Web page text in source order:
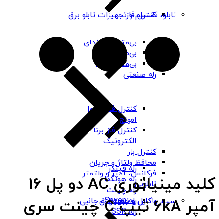
بی‌متال هیوندای
بی‌متال چینت
بی‌متال PNS
رله صنعتی
رله فیندر
رله هونگفا
رله چینت
رله Seven
رله SSR
کنترل فاز
کنترل فاز شیوا
امواج
کنترل فاز برنا
الکترونیک
کنترل بار
محافظ ولتاژ و جریان
فرکانس، آمپر و ولتمتر
تابلویی
تابلو، تقسیم و تجهیزات تابلو برق
باکس و جعبه برق
سیم و کابل و تجهیزات جانبی
کلید مینیاتوری AC دو پل 16
آمپر 6kA تیپ C چینت سری